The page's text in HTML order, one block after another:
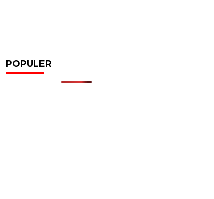
POPULER